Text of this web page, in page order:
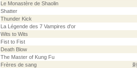
Le Monastère de Shaolin
Shatter
Thunder Kick
La Légende des 7 Vampires d'or
Wits to Wits
Fist to Fist
Death Blow
The Master of Kung Fu
Frères de sang